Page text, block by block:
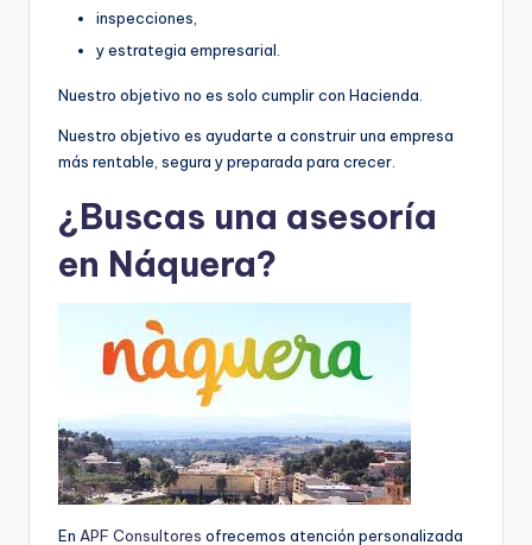
inspecciones,
y estrategia empresarial.
Nuestro objetivo no es solo cumplir con Hacienda.
Nuestro objetivo es ayudarte a construir una empresa
más rentable, segura y preparada para crecer.
¿Buscas una asesoría
en Náquera?
En APF Consultores ofrecemos atención personalizada